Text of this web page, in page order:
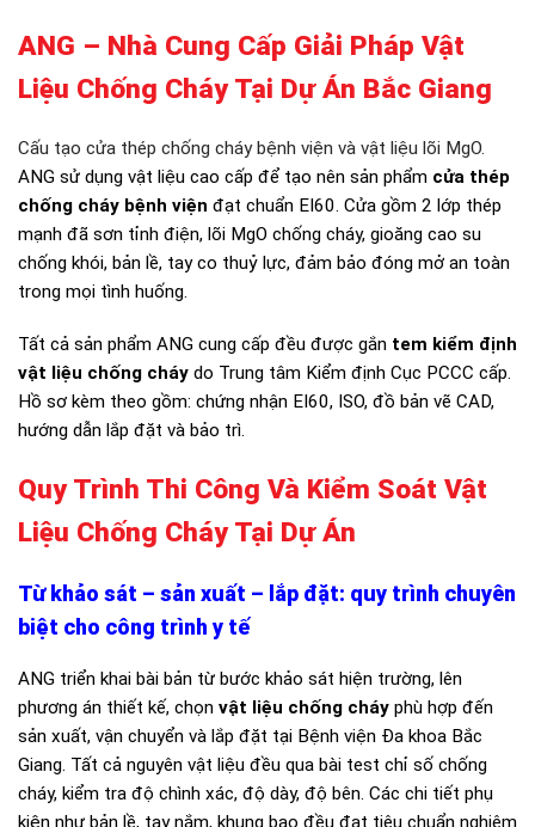
ANG – Nhà Cung Cấp Giải Pháp Vật
Liệu Chống Cháy Tại Dự Án Bắc Giang
Cấu tạo cửa thép chống cháy bệnh viện và vật liệu lõi MgO.
ANG sử dụng vật liệu cao cấp để tạo nên sản phẩm cửa thép
chống cháy bệnh viện đạt chuẩn EI60. Cửa gồm 2 lớp thép
mạnh đã sơn tỉnh điện, lõi MgO chống cháy, gioăng cao su
chống khói, bản lề, tay co thuỷ lực, đảm bảo đóng mở an toàn
trong mọi tình huống.
Tất cả sản phẩm ANG cung cấp đều được gắn tem kiểm định
vật liệu chống cháy do Trung tâm Kiểm định Cục PCCC cấp.
Hồ sơ kèm theo gồm: chứng nhận EI60, ISO, đồ bản vẽ CAD,
hướng dẫn lắp đặt và bảo trì.
Quy Trình Thi Công Và Kiểm Soát Vật
Liệu Chống Cháy Tại Dự Án
Từ khảo sát – sản xuất – lắp đặt: quy trình chuyên
biệt cho công trình y tế
ANG triển khai bài bản từ bước khảo sát hiện trường, lên
phương án thiết kế, chọn vật liệu chống cháy phù hợp đến
sản xuất, vận chuyển và lắp đặt tại Bệnh viện Đa khoa Bắc
Giang. Tất cả nguyên vật liệu đều qua bài test chỉ số chống
cháy, kiểm tra độ chình xác, độ dày, độ bên. Các chi tiết phụ